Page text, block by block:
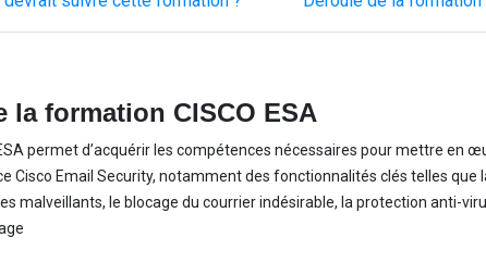
la formation CISCO ESA
permet d’acquérir les compétences nécessaires pour mettre en
Cisco Email Security, notamment des fonctionnalités clés telles que
malveillants, le blocage du courrier indésirable, la protection anti-